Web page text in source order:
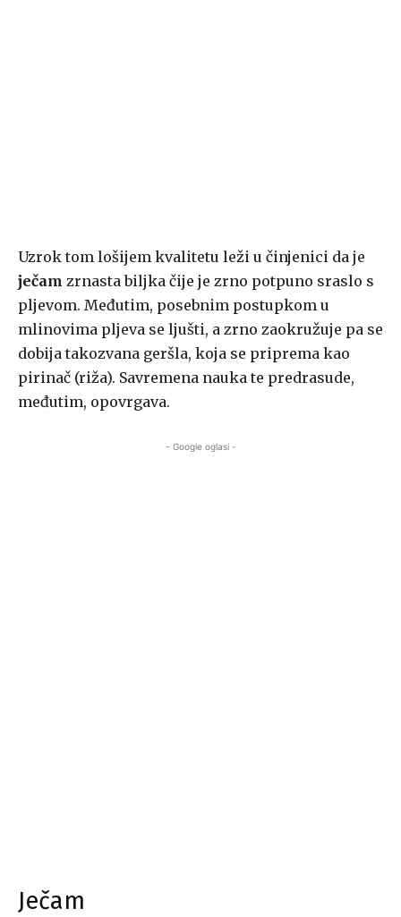
Uzrok tom lošijem kvalitetu leži u činjenici da je
ječam zrnasta biljka čije je zrno potpuno sraslo s
pljevom. Međutim, posebnim postupkom u
mlinovima pljeva se ljušti, a zrno zaokružuje pa se
dobija takozvana geršla, koja se priprema kao
pirinač (riža). Savremena nauka te predrasude,
međutim, opovrgava.
- Google oglasi -
Ječam